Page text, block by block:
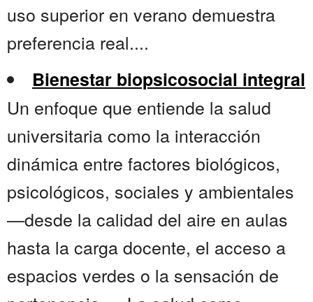
uso superior en verano demuestra
preferencia real....
Bienestar biopsicosocial integral
Un enfoque que entiende la salud
universitaria como la interacción
dinámica entre factores biológicos,
psicológicos, sociales y ambientales
—desde la calidad del aire en aulas
hasta la carga docente, el acceso a
espacios verdes o la sensación de